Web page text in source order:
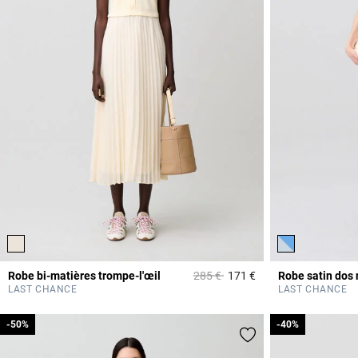
Robe bi-matières trompe-l'œil Prix réduit à partir de
285 €à171 €3,6 out of 5
LAST CHANCE
Robe satin dos
LAST CHANCE
-50%
-50% -40%
-40%